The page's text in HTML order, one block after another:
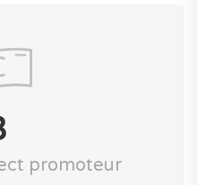
promoteur